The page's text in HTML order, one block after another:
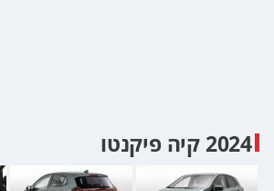
2024 קיה פיקנטו